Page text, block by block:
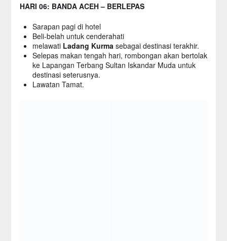
HARI 06: BANDA ACEH – BERLEPAS
Sarapan pagi di hotel
Beli-belah untuk cenderahati
melawati Ladang Kurma sebagai destinasi terakhir.
Selepas makan tengah hari, rombongan akan bertolak
ke Lapangan Terbang Sultan Iskandar Muda untuk
destinasi seterusnya.
Lawatan Tamat.